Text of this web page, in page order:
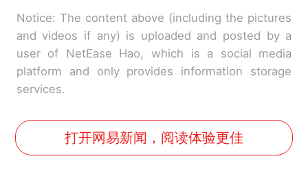
Notice: The content above (including the pictures
and videos if any) is uploaded and posted by a
user of NetEase Hao, which is a social media
platform and only provides information storage
services.
打开网易新闻，阅读体验更佳